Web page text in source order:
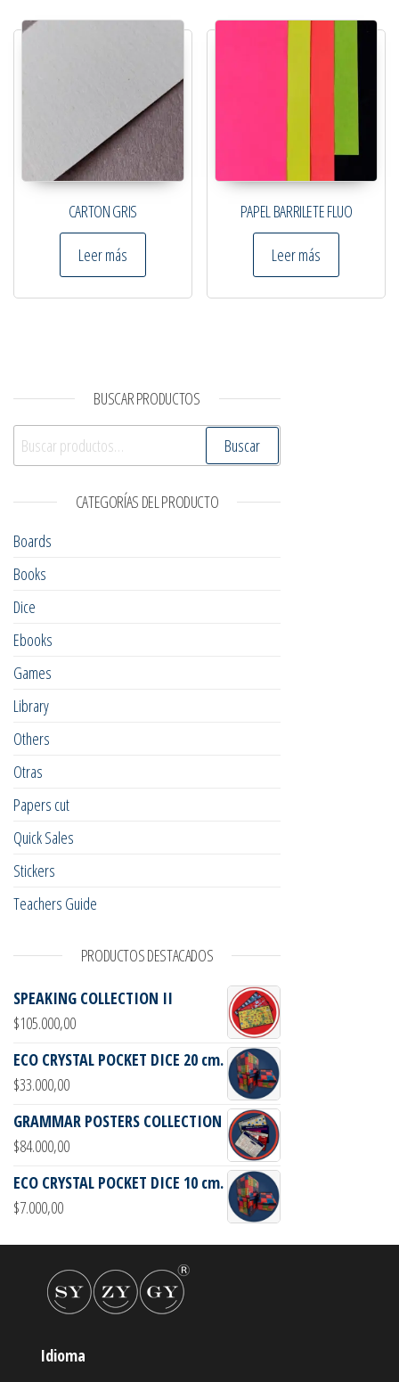
CARTON GRIS
Leer más
PAPEL BARRILETE FLUO
Leer más
BUSCAR PRODUCTOS
Buscar por:
Buscar
CATEGORÍAS DEL PRODUCTO
Boards
Books
Dice
Ebooks
Games
Library
Others
Otras
Papers cut
Quick Sales
Stickers
Teachers Guide
PRODUCTOS DESTACADOS
SPEAKING COLLECTION II
$105.000,00
ECO CRYSTAL POCKET DICE 20 cm.
$33.000,00
GRAMMAR POSTERS COLLECTION
$84.000,00
ECO CRYSTAL POCKET DICE 10 cm.
$7.000,00
Idioma